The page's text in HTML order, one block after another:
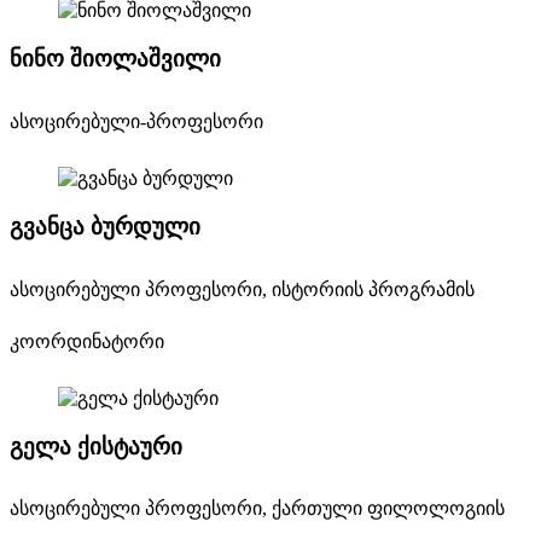
ნინო შიოლაშვილი
ასოცირებული-პროფესორი
გვანცა ბურდული
ასოცირებული პროფესორი, ისტორიის პროგრამის
კოორდინატორი
გელა ქისტაური
ასოცირებული პროფესორი, ქართული ფილოლოგიის